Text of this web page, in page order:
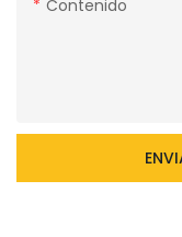
Contenido